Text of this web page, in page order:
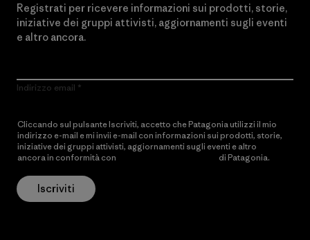
Registrati per ricevere informazioni sui prodotti, storie,
iniziative dei gruppi attivisti, aggiornamenti sugli eventi
e altro ancora.
Indirizzo email
Cliccando sul pulsante Iscriviti, accetto che Patagonia utilizzi il mio
indirizzo e-mail e mi invii e-mail con informazioni sui prodotti, storie,
iniziative dei gruppi attivisti, aggiornamenti sugli eventi e altro
ancora in conformità con
di Patagonia.
Iscriviti